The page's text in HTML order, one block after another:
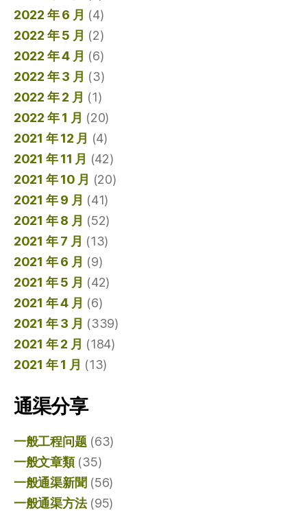
2022 年 6 月 (4)
2022 年 5 月 (2)
2022 年 4 月 (6)
2022 年 3 月 (3)
2022 年 2 月 (1)
2022 年 1 月 (20)
2021 年 12 月 (4)
2021 年 11 月 (42)
2021 年 10 月 (20)
2021 年 9 月 (41)
2021 年 8 月 (52)
2021 年 7 月 (13)
2021 年 6 月 (9)
2021 年 5 月 (42)
2021 年 4 月 (6)
2021 年 3 月 (339)
2021 年 2 月 (184)
2021 年 1 月 (13)
通渠分享
一般工程问题(63)
一般文章類(35)
一般通渠新聞 (56)
一般通渠方法(95)